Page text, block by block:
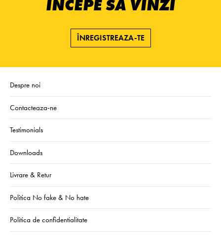
ÎNCEPE SĂ VINZI
ÎNREGISTREAZA-TE
Despre noi
Contacteaza-ne
Testimonials
Downloads
Livrare & Retur
Politica No fake & No hate
Politica de confidentialitate